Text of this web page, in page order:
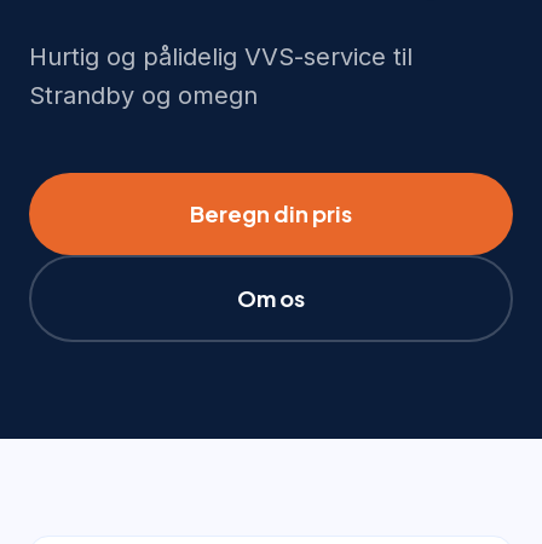
Hurtig og pålidelig VVS-service til
Strandby og omegn
Beregn din pris
Om os